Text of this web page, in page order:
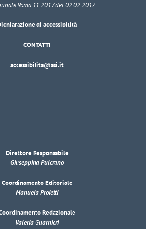
Roma 11.2017 del 02.02.2017
di accessibilità
CONTATTI
accessibilita@asi.it
Direttore Responsabile
Giuseppina Pulcrano
Coordinamento Editoriale
Manuela Proietti
Redazionale
Valeria Guarnieri